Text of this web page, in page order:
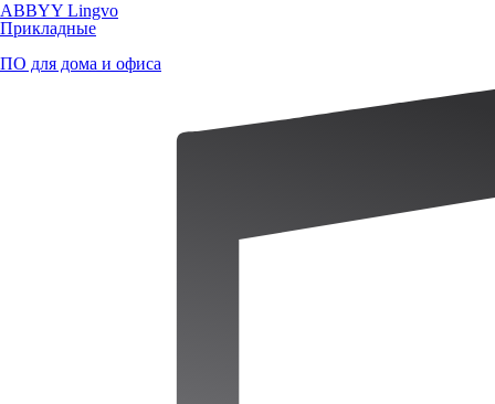
ABBYY Lingvo
Прикладные
ПО для дома и офиса